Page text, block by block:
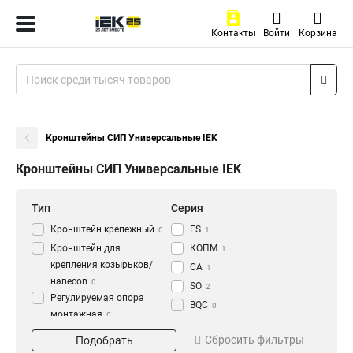
Контакты Войти Корзина
Кронштейны СИП Универсальные IEK
Кронштейны СИП Универсальные IEK
Тип
Кронштейн крепежный 0
Кронштейн для
крепления козырьков/
навесов 0
Регулируемая опора
монтажная 0
Комплект
промежуточной подвески
Серия
ES 1
КОПМ 1
CA 1
SO 2
BQC 0
Универсальный 1
Тип кронштейна
Анкерный
Подобрать Сбросить фильтры